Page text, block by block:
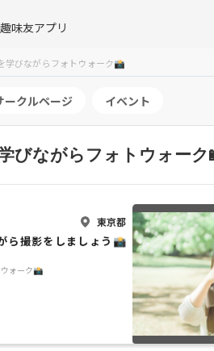
趣味友アプリ
学びながらフォトウォーク📸
ークルページ イベント
びながらフォトウォー
東京都
ら撮影をしましょう📸
ォーク📸